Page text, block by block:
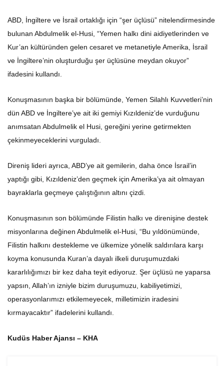
ABD, İngiltere ve İsrail ortaklığı için “şer üçlüsü” nitelendirmesinde
bulunan Abdulmelik el-Husi, “Yemen halkı dini aidiyetlerinden ve
Kur’an kültüründen gelen cesaret ve metanetiyle Amerika, İsrail
ve İngiltere’nin oluşturduğu şer üçlüsüne meydan okuyor”
ifadesini kullandı.
Konuşmasının başka bir bölümünde, Yemen Silahlı Kuvvetleri’nin
dün ABD ve İngiltere’ye ait iki gemiyi Kızıldeniz’de vurduğunu
anımsatan Abdulmelik el Husi, gereğini yerine getirmekten
çekinmeyeceklerini vurguladı.
Direniş lideri ayrıca, ABD’ye ait gemilerin, daha önce İsrail’in
yaptığı gibi, Kızıldeniz’den geçmek için Amerika’ya ait olmayan
bayraklarla geçmeye çalıştığının altını çizdi.
Konuşmasının son bölümünde Filistin halkı ve direnişine destek
misyonlarına değinen Abdulmelik el-Husi, “Bu yıldönümünde,
Filistin halkını destekleme ve ülkemize yönelik saldırılara karşı
koyma konusunda Kuran’a dayalı ilkeli duruşumuzdaki
kararlılığımızı bir kez daha teyit ediyoruz. Şer üçlüsü ne yaparsa
yapsın, Allah’ın izniyle bizim duruşumuzu, kabiliyetimizi,
operasyonlarımızı etkilemeyecek, milletimizin iradesini
kırmayacaktır” ifadelerini kullandı.
Kudüs Haber Ajansı – KHA